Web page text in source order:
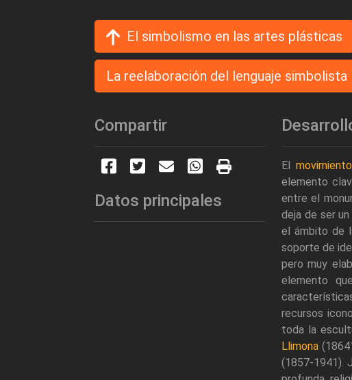
El simbolismo en las artes plásticas
La reelaboración del lenguaje simbolista
Compartir
Datos principales
El
elemento
entre el
deja de ser
el ámbito de
soporte de
pero muy
elemento
recursos
toda la
Llimona
(1857-1941).